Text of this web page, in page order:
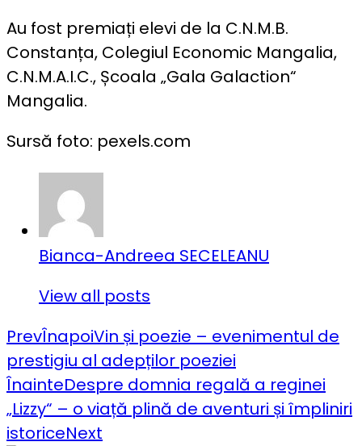
Au fost premiați elevi de la C.N.M.B.
Constanța, Colegiul Economic Mangalia,
C.N.M.A.I.C., Școala „Gala Galaction“
Mangalia.
Sursă foto: pexels.com
Bianca-Andreea SECELEANU
View all posts
PrevÎnapoiVin și poezie – evenimentul de
prestigiu al adepților poeziei
ÎnainteDespre domnia regală a reginei
„Lizzy“ – o viață plină de aventuri și împliniri
istoriceNext